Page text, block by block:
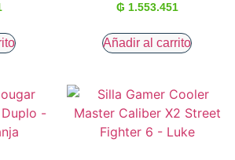
₲ 1.553.451
Añadir al carrito